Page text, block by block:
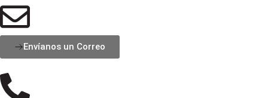
Envíanos un Correo